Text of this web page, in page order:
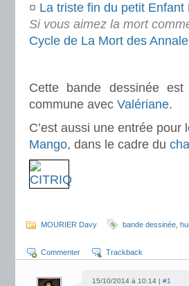
¤ La triste fin du petit
Si vous aimez la mort
Cycle de La Mort des
Cette bande dessinée
commune avec Valériane.
C’est aussi une entrée
Mango, dans le cadre du
MOURIER Davy bande dessinée
Commenter Trackback
15/10/2014 à 10:14 | #1